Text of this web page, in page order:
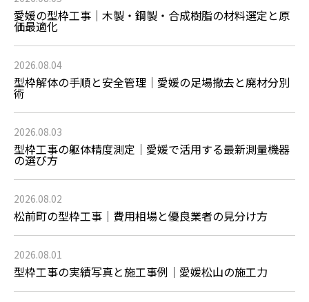
愛媛の型枠工事｜木製・鋼製・合成樹脂の材料選定と原
価最適化
2026.08.04
型枠解体の手順と安全管理｜愛媛の足場撤去と廃材分別
術
2026.08.03
型枠工事の躯体精度測定｜愛媛で活用する最新測量機器
の選び方
2026.08.02
松前町の型枠工事｜費用相場と優良業者の見分け方
2026.08.01
型枠工事の実績写真と施工事例｜愛媛松山の施工力